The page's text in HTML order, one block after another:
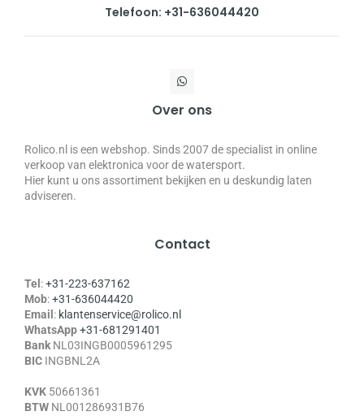
Telefoon: +31-636044420
Over ons
Rolico.nl is een webshop. Sinds 2007 de specialist in online
verkoop van elektronica voor de watersport.
Hier kunt u ons assortiment bekijken en u deskundig laten
adviseren.
Contact
Tel:+31-223-637162
Mob:+31-636044420
Email: klantenservice@rolico.nl
WhatsApp+31-681291401
Bank NL03INGB0005961295
BIC INGBNL2A
KVK 50661361
BTW NL001286931B76